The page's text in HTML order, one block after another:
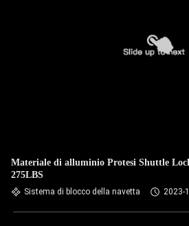
Materiale di alluminio Protesi Shuttle
275LBS
Sistema di blocco della navetta 2023-